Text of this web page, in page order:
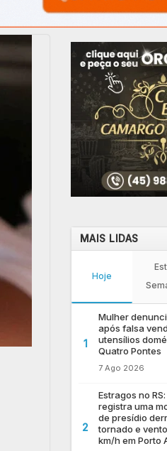
MAIS LIDAS
Hoje
1
Mulher
após falsa
utensílios
Quatro Pontes
7 Ago 2026
2
Estragos no
registra uma
de presídio
tornado e
km/h em Porto